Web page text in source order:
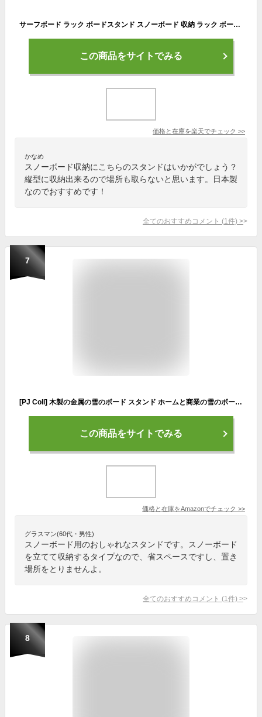
サーフボード ラック ボードスタンド スノーボード 収納 ラック ボードラック 白塗装 KAZU工房 木製 4本 縦置き サーフィンボード スノーボードスタンド 2本 3本 5本 日本製 スノーボードラック スノボースタンド
この商品をサイトでみる
価格と在庫を楽天でチェック >>
かなめ
スノーボード収納にこちらのスタンドはいかがでしょう？
縦型に収納出来るので場所も取らないと思います。日本製
なのでおすすめです！
全てのおすすめコメント (1 件) >
7
[PJ Coll] 木製の金属の雪のボード スタンド ホームと商業の雪のボードのディスプレイ ケース自立垂直スタンド スノーボード ストレージ ディスプレイ スタンド スノーボード スタンド、スノーボードたて
この商品をサイトでみる
価格と在庫をAmazonでチェック >>
グラスマン(60代・男性)
スノーボード用のおしゃれなスタンドです。スノーボード
を立てて収納するタイプなので、省スペースですし、置き
場所をとりませんよ。
全てのおすすめコメント (1 件) >
8